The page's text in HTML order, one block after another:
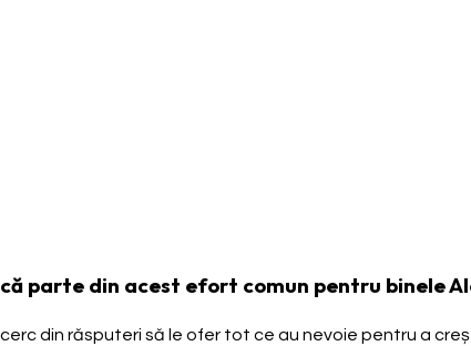
parte din acest efort comun pentru binele
din răsputeri să le ofer tot ce au nevoie pentru a